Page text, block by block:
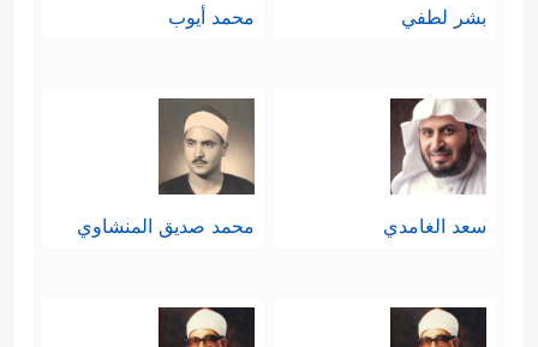
بشر لطفي محمد أيوب
سعد الغامدي محمد صديق المنشاوي